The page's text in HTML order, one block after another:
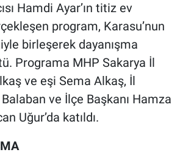
Hamdi Ayar’ın titiz ev
program, Karasu’nun
birleşerek dayanışma
Programa MHP Sakarya İl
ve eşi Sema Alkaş, İl
ve İlçe Başkanı Hamza
Uğur’da katıldı.